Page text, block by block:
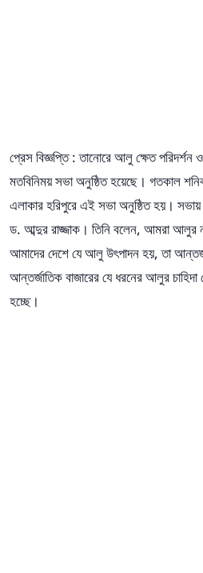
প্রেস বিজ্ঞপ্তি : তানোরে আলু ক্ষেত পরিদর্শন
মতবিনিময় সভা অনুষ্ঠিত হয়েছে। গতকাল
এলাকার হরিপুরে এই সভা অনুষ্ঠিত হয়। সভায়
ড. আব্দুর রাজ্জাক। তিনি বলেন, আমরা আলুর
আমাদের দেশে যে আলু উৎপাদন হয়, তা
আন্তর্জাতিক বাজারের যে ধরনের আলুর
হচ্ছে।